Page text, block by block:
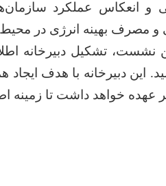
و انعکاس عملکرد
مصرف بهینه انرژی در
نشست، تشکیل دبیرخانه
این دبیرخانه با هدف ایجاد
عهده خواهد داشت تا زمینه